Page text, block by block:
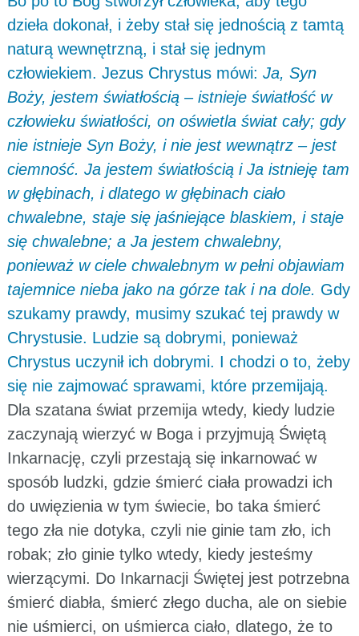
dzieła dokonał, i żeby stał się jednością z tamtą
naturą wewnętrzną, i stał się jednym
człowiekiem. Jezus Chrystus mówi: Ja, Syn
Boży, jestem światłością – istnieje światłość w
człowieku światłości, on oświetla świat cały; gdy
nie istnieje Syn Boży, i nie jest wewnątrz – jest
ciemność. Ja jestem światłością i Ja istnieję tam
w głębinach, i dlatego w głębinach ciało
chwalebne, staje się jaśniejące blaskiem, i staje
się chwalebne; a Ja jestem chwalebny,
ponieważ w ciele chwalebnym w pełni objawiam
tajemnice nieba jako na górze tak i na dole. Gdy
szukamy prawdy, musimy szukać tej prawdy w
Chrystusie. Ludzie są dobrymi, ponieważ
Chrystus uczynił ich dobrymi. I chodzi o to, żeby
się nie zajmować sprawami, które przemijają.
Dla szatana świat przemija wtedy, kiedy ludzie
zaczynają wierzyć w Boga i przyjmują Świętą
Inkarnację, czyli przestają się inkarnować w
sposób ludzki, gdzie śmierć ciała prowadzi ich
do uwięzienia w tym świecie, bo taka śmierć
tego zła nie dotyka, czyli nie ginie tam zło, ich
robak; zło ginie tylko wtedy, kiedy jesteśmy
wierzącymi. Do Inkarnacji Świętej jest potrzebna
śmierć diabła, śmierć złego ducha, ale on siebie
nie uśmierci, on uśmierca ciało, dlatego, że to